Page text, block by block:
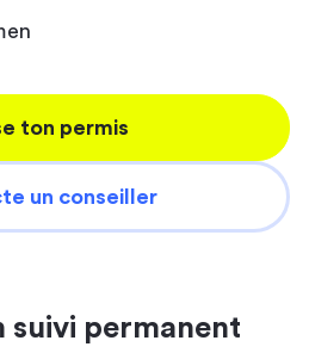
ton permis
un conseiller
suivi permanent